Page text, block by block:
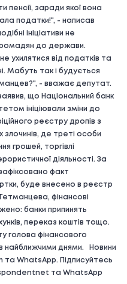
пенсії, заради якої вона
податки!", - написав
ініціативи не
до держави.
ухилятися від податків та
Мабуть так і будується
- вважає депутат.
що Національний банк
ініціювали зміни до
реєстру дропів з
де треті особи
грошей, торгівлі
діяльності. За
факт
буде внесено в реєстр
фінансові
банки припинять
переказ коштів тощо.
голова фінансового
найближчими днями. Новини
WhatsApp. Підписуйтесь
та WhatsApp